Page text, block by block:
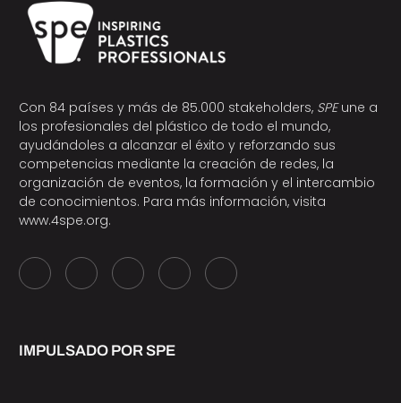
Con 84 países y más de 85.000 stakeholders, SPEune a
los profesionales del plástico de todo el mundo,
ayudándoles a alcanzar el éxito y reforzando sus
competencias mediante la creación de redes, la
organización de eventos, la formación y el intercambio
de conocimientos. Para más información, visita
www.4spe.org.
IMPULSADO POR SPE